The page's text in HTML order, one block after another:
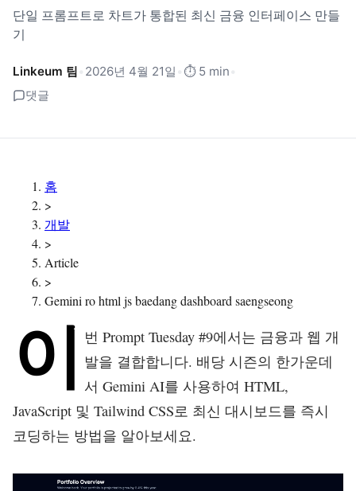
단일 프롬프트로 차트가 통합된 최신 금융 인터페이스 만들
기
Linkeum 팀 2026년 4월 21일 ⏱️ 5 min
댓글
홈
>
개발
>
Article
>
Gemini ro html js baedang dashboard saengseong
이 번 Prompt Tuesday #9에서는 금융과 웹 개
발을 결합합니다. 배당 시즌의 한가운데
서 Gemini AI를 사용하여 HTML,
JavaScript 및 Tailwind CSS로 최신 대시보드를 즉시
코딩하는 방법을 알아보세요.